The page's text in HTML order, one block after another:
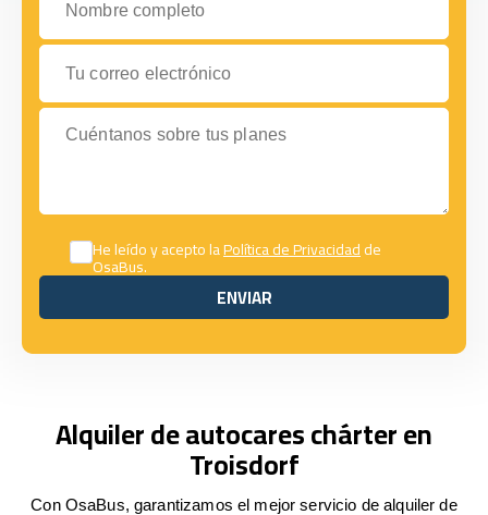
Tu correo electrónico
Cuéntanos sobre tus planes
He leído y acepto laPolítica de Privacidadde
OsaBus.
ENVIAR
ENVIAR
Alquiler de autocares chárter en
Troisdorf
Con OsaBus, garantizamos el mejor servicio de alquiler de